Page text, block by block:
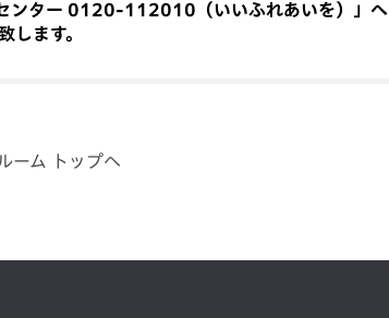
ンター 0120-112010（いいふれあいを）」へ
します。
ーム トップへ